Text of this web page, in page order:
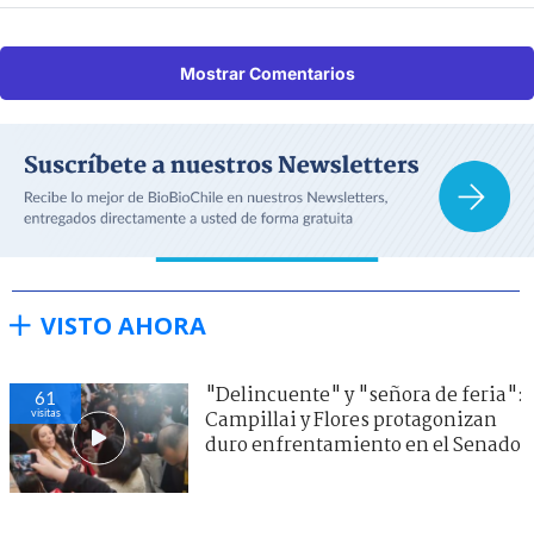
Mostrar Comentarios
VISTO AHORA
61
visitas
"Delincuente" y "señora de feria":
Campillai y Flores protagonizan
duro enfrentamiento en el Senado